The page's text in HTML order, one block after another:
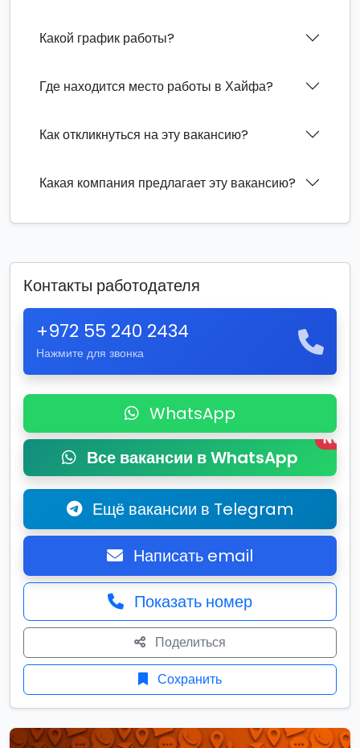
Какой график работы?
Где находится место работы в Хайфа?
Как откликнуться на эту вакансию?
Какая компания предлагает эту вакансию?
Контакты работодателя
+972 55 240 2434
Нажмите для звонка
WhatsApp
Все вакансии в WhatsApp
New
Ещё вакансии в Telegram
Написать email
Показать номер
Поделиться
Сохранить